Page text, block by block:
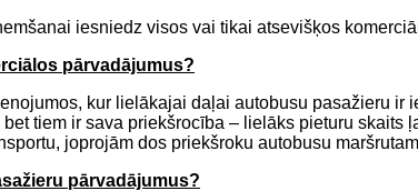
iesniedz visos vai tikai atsevišķos
pārvadājumus?
kur lielākajai daļai autobusu pasažieru
tiem ir sava priekšrocība – lielāks pieturu
joprojām dos priekšroku autobusu
pārvadājumus?